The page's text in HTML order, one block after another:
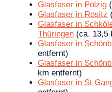
Glasfaser in Pölzig
Glasfaser in Rositz
Glasfaser in
Thüringen (ca. 13,5
Glasfaser in
entfernt)
Glasfaser in
km entfernt)
Glasfaser in St